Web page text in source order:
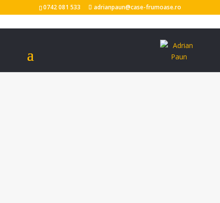
0742 081 533 adrianpaun@case-frumoase.ro